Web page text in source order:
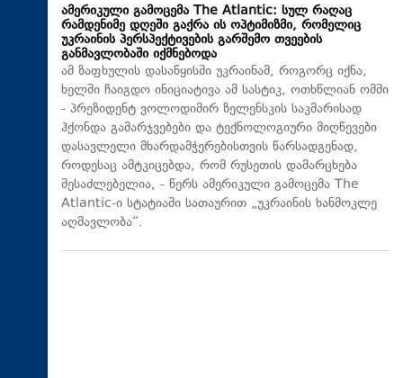
ამერიკული გამოცემა The Atlantic: სულ რაღაც
რამდენიმე დღეში გაქრა ის ოპტიმიზმი, რომელიც
უკრაინის პერსპექტივების გარშემო თვეების
განმავლობაში იქმნებოდა
ამ ზაფხულის დასაწყისში უკრაინამ, როგორც იქნა,
ხელში ჩაიგდო ინიციატივა ამ სასტიკ, ოთხწლიან ომში
- პრეზიდენტ ვოლოდიმირ ზელენსკის საკმარისად
ჰქონდა გამარჯვებები და ტექნოლოგიური მიღწევები
დასავლელი მხარდამჭერებისთვის წარსადგენად,
როდესაც ამტკიცებდა, რომ რუსეთის დამარცხება
შესაძლებელია, - წერს ამერიკული გამოცემა The
Atlantic-ი სტატიაში სათაურით „უკრაინის ხანმოკლე
აღმავლობა“.